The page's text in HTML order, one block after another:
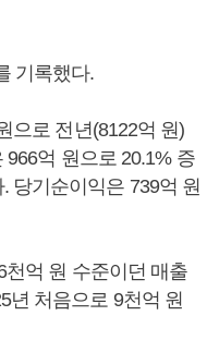
기록했다.
으로 전년(8122억 원)
억 원으로 20.1% 증
당기순이익은 739억 원
천억 원 수준이던 매출
년 처음으로 9천억 원